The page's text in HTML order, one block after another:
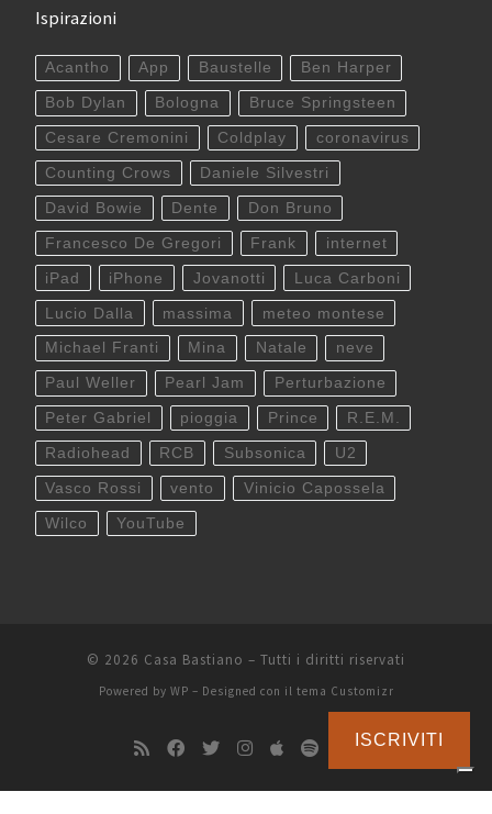
Ispirazioni
Acantho App Baustelle Ben Harper
Bob Dylan Bologna Bruce Springsteen
Cesare Cremonini Coldplay coronavirus
Counting Crows Daniele Silvestri
David Bowie Dente Don Bruno
Francesco De Gregori Frank internet
iPad iPhone Jovanotti Luca Carboni
Lucio Dalla massima meteo montese
Michael Franti Mina Natale neve
Paul Weller Pearl Jam Perturbazione
Peter Gabriel pioggia Prince R.E.M.
Radiohead RCB Subsonica U2
Vasco Rossi vento Vinicio Capossela
Wilco YouTube
© 2026 Casa Bastiano – Tutti i diritti riservati
Powered by WP – Designed con il tema Customizr
ISCRIVITI